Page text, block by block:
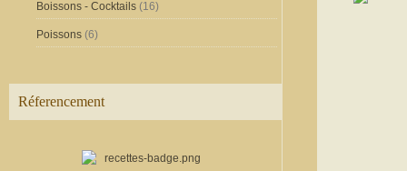
Boissons - Cocktails (16)
Poissons (6)
Réferencement